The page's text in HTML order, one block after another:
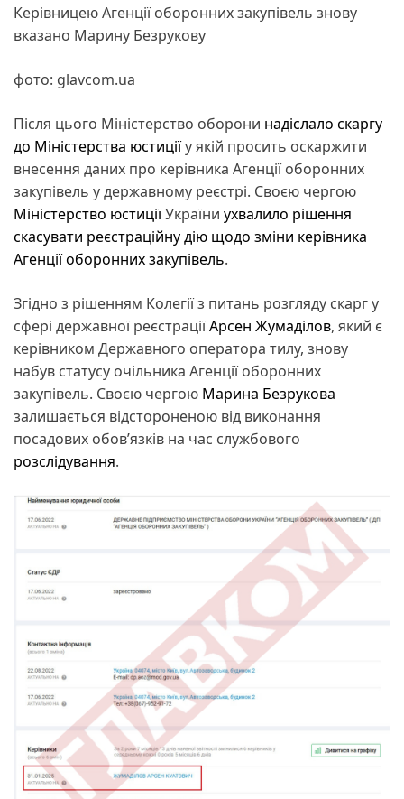
Керівницею Агенції оборонних закупівель знову
вказано Марину Безрукову
фото: glavcom.ua
Після цього Міністерство оборони надіслало скаргу
до Міністерства юстиціїу якій просить оскаржити
внесення даних про керівника Агенції оборонних
закупівель у державному реєстрі. Своєю чергою
Міністерство юстиціїУкраїни ухвалило рішення
скасувати реєстраційну дію щодо зміни керівника
Агенції оборонних закупівель.
Згідно з рішенням Колегії з питань розгляду скарг у
сфері державної реєстраціїАрсен Жумаділов, який є
керівником Державного оператора тилу, знову
набув статусу очільника Агенції оборонних
закупівель. Своєю чергою Марина Безрукова
залишається відстороненою від виконання
посадових обов’язків на час службового
розслідування.